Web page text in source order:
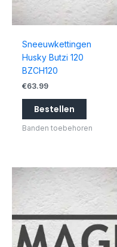
Sneeuwkettingen
Husky Butzi 120
BZCH120
€63.99
Bestellen
Banden toebehoren